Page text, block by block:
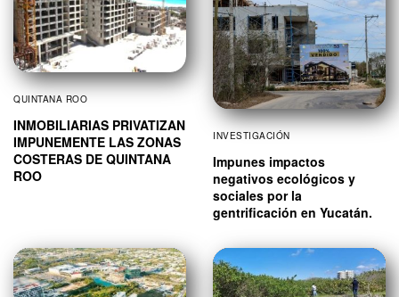
QUINTANA ROO
INMOBILIARIAS PRIVATIZAN
IMPUNEMENTE LAS ZONAS
COSTERAS DE QUINTANA
ROO
INVESTIGACIÓN
Impunes impactos
negativos ecológicos y
sociales por la
gentrificación en Yucatán.